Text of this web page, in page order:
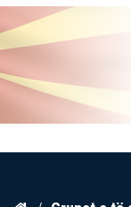
Kalo